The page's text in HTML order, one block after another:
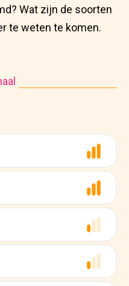
Wat zijn de soorten
te weten te komen.